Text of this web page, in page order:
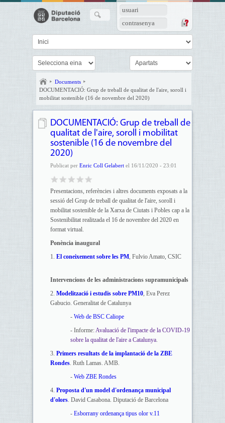
usuari
contrasenya
Documents
DOCUMENTACIÓ: Grup de treball de qualitat de l'aire, soroll i
mobilitat sostenible (16 de novembre del 2020)
DOCUMENTACIÓ: Grup de treball de
qualitat de l'aire, soroll i mobilitat
sostenible (16 de novembre del
2020)
Publicat per Enric Coll Gelabertel 16/11/2020 - 23:01
Presentacions, referències i altres documents exposats a la
sessió del Grup de treball de qualitat de l'aire, soroll i
mobilitat sostenible de la Xarxa de Ciutats i Pobles cap a la
Sostenibilitat realitzada el 16 de novembre del 2020 en
format virtual.
Ponència inaugural
1. El coneixement sobre les PM, Fulvio Amato, CSIC
Intervencions de les administracions supramunicipals
2. Modelització i estudis sobre PM10, Eva Perez
Gabucio. Generalitat de Catalunya
- Web de BSC Caliope
- Informe:Avaluació de l'impacte de la COVID-19
sobre la qualitat de l'aire a Catalunya.
3. Primers resultats de la implantació de la ZBE
Rondes. Ruth Lamas. AMB.
- Web ZBE Rondes
4. Proposta d'un model d'ordenança municipal
d'olors. David Casabona. Diputació de Barcelona
- Esborrany ordenança tipus olor v.11